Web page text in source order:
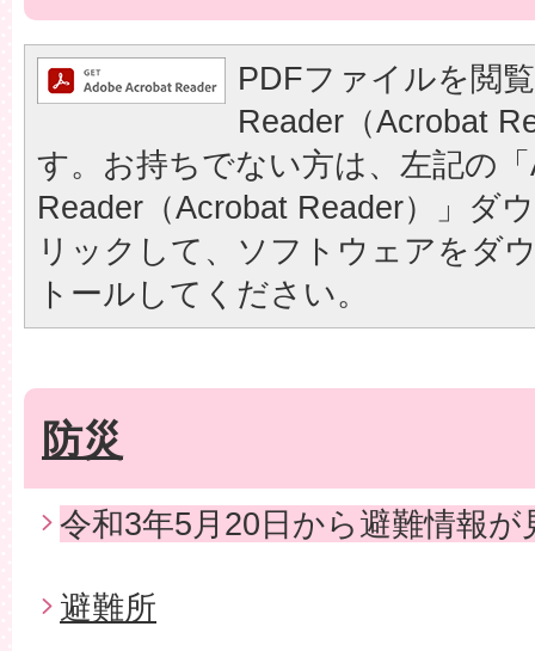
PDFファイルを閲
Reader（Acrobat
す。お持ちでない方は、左記の
Reader（Acrobat Reader）」ダ
リックして、ソフトウェアをダ
トールしてください。
防災
令和3年5月20日から避難情報
避難所